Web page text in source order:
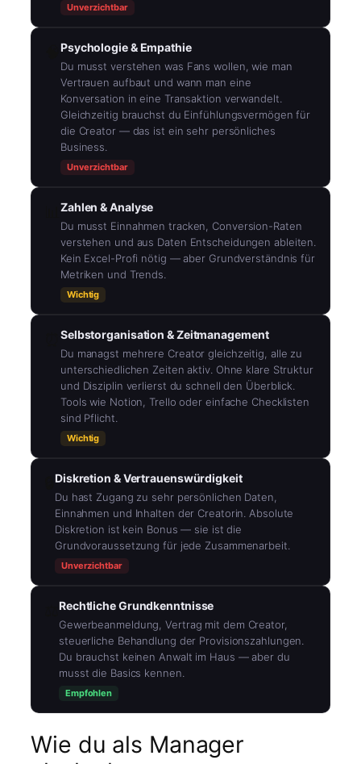
Unverzichtbar
Psychologie & Empathie
Du musst verstehen was Fans wollen, wie man
Vertrauen aufbaut und wann man eine
Konversation in eine Transaktion verwandelt.
Gleichzeitig brauchst du Einfühlungsvermögen für
die Creator — das ist ein sehr persönliches
Business.
Unverzichtbar
Zahlen & Analyse
Du musst Einnahmen tracken, Conversion-Raten
verstehen und aus Daten Entscheidungen ableiten.
Kein Excel-Profi nötig — aber Grundverständnis für
Metriken und Trends.
Wichtig
Selbstorganisation & Zeitmanagement
Du managst mehrere Creator gleichzeitig, alle zu
unterschiedlichen Zeiten aktiv. Ohne klare Struktur
und Disziplin verlierst du schnell den Überblick.
Tools wie Notion, Trello oder einfache Checklisten
sind Pflicht.
Wichtig
Diskretion & Vertrauenswürdigkeit
Du hast Zugang zu sehr persönlichen Daten,
Einnahmen und Inhalten der Creatorin. Absolute
Diskretion ist kein Bonus — sie ist die
Grundvoraussetzung für jede Zusammenarbeit.
Unverzichtbar
Rechtliche Grundkenntnisse
Gewerbeanmeldung, Vertrag mit dem Creator,
steuerliche Behandlung der Provisionszahlungen.
Du brauchst keinen Anwalt im Haus — aber du
musst die Basics kennen.
Empfohlen
Wie du als Manager